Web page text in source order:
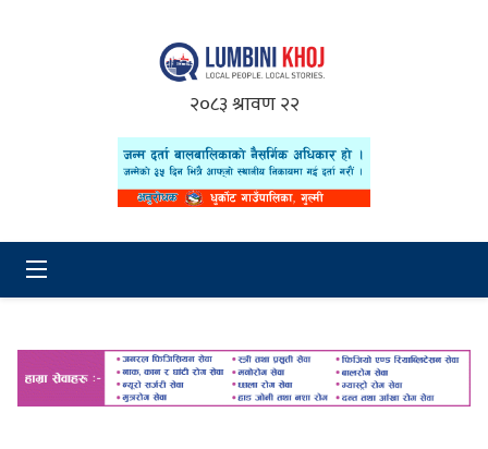
२०८३ श्रावण २२